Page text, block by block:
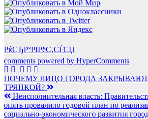
РќСЂР°РІРёС‚СЃСЏ
comments powered by HyperComments
Навигация
по
записям
ПОЧЕМУ ЛИЦО ГОРОДА
ТРЯПКОЙ?
Неисполнительная власть:
опять провалило годовой план по
социально-экономического развития